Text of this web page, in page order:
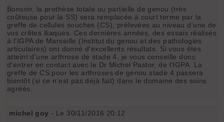
Bonsoir, la prothèse totale ou partielle de genou (très
coûteuse pour la SS) sera remplacée à court terme par la
greffe de cellules souches (CS), prélevées au niveau d'une de
vos crêtes iliaques. Ces dernières années, des essais réalisés
à l'IGPA de Marseille (Institut du genou et des pathologies
articulaires) ont donné d'excellents résultats. Si vous êtes
atteint d'une arthrose de stade 4, je vous conseille donc
d'entrer en contact avec le Dr Michel Pastor, de l'IGPA. La
greffe de CS pour les arthroses de genou stade 4 passera
bientôt (si ce n'est pas déjà fait) dans le domaine des soins
agréés.
michel goy - Le 30/11/2016 20:12